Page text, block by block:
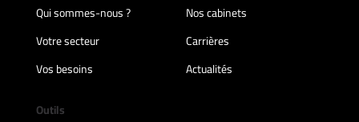
Qui sommes-nous ?
Nos cabinets
Votre secteur
Carrières
Vos besoins
Actualités
Outils